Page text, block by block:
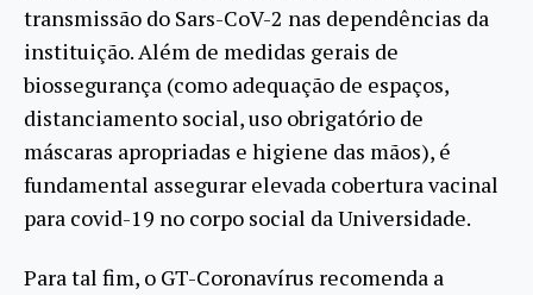
transmissão do Sars-CoV-2 nas dependências da
instituição. Além de medidas gerais de
biossegurança (como adequação de espaços,
distanciamento social, uso obrigatório de
máscaras apropriadas e higiene das mãos), é
fundamental assegurar elevada cobertura vacinal
para covid-19 no corpo social da Universidade.
Para tal fim, o GT-Coronavírus recomenda a